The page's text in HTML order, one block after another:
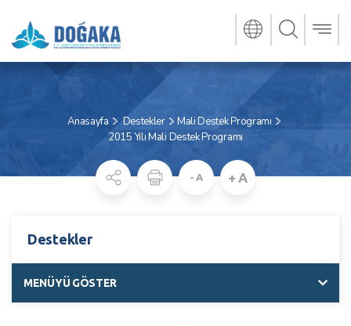
Anasayfa Destekler
Mali Destek Programı
2015 Yılı Mali Destek Programı
- A + A
Destekler
MENÜYÜ GÖSTER